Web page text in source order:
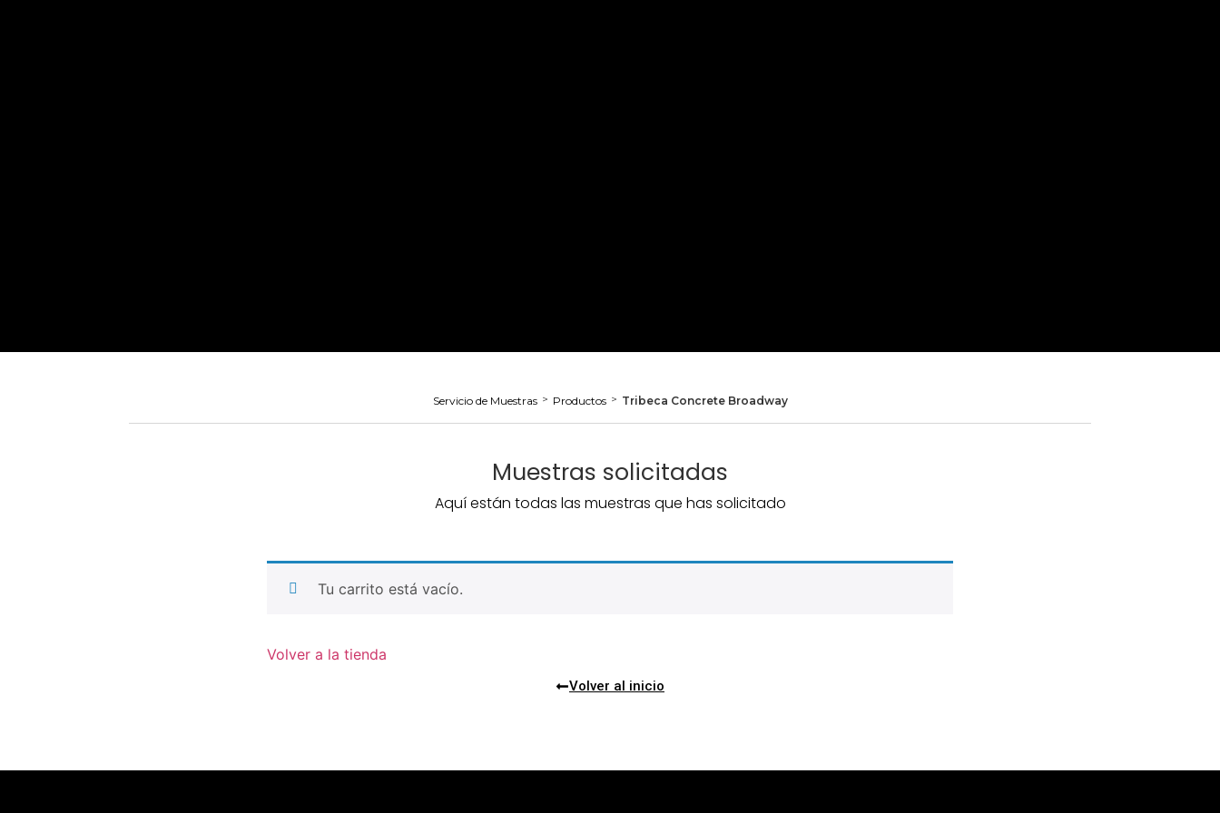
Servicio de Muestras > Productos > Tribeca Concrete Broadway
Muestras solicitadas
Aquí están todas las muestras que has solicitado
Tu carrito está vacío.
Volver a la tienda
Volver al inicio